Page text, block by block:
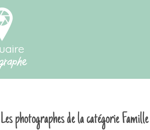
Les photographes de la catégorie